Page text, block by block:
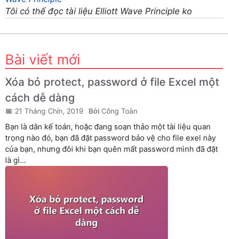
Tôi có thể đọc tài liệu Elliott Wave Principle ko
Bài viết mới
Xóa bỏ protect, password ở file Excel một
cách dễ dàng
21 Tháng Chín, 2019 Công Toàn
Bạn là dân kế toán, hoặc đang soạn thảo một tài liệu quan
trọng nào đó, bạn đã đặt password bảo vệ cho file exel này
của bạn, nhưng đôi khi bạn quên mất password mình đã đặt
là gì...